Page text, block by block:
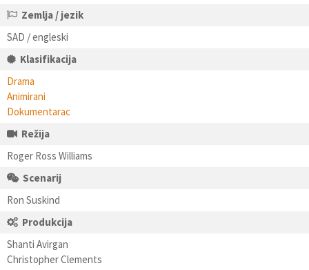
Zemlja / jezik
SAD / engleski
Klasifikacija
Drama
Animirani
Dokumentarac
Režija
Roger Ross Williams
Scenarij
Ron Suskind
Produkcija
Shanti Avirgan
Christopher Clements